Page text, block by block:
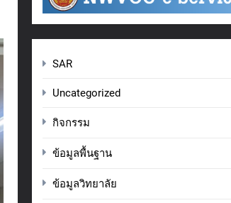
SAR
Uncategorized
กิจกรรม
ข้อมูลพื้นฐาน
ข้อมูลวิทยาลัย